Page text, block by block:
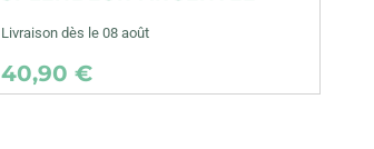
Livraison dès le 08 août
40,90 €